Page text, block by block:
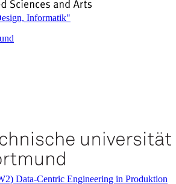
Informatik"
Data-Centric Engineering in Produktion